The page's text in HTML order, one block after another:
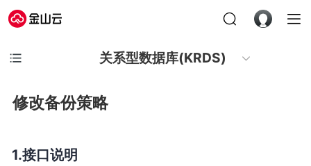
关系型数据库(KRDS)
修改备份策略
接口说明